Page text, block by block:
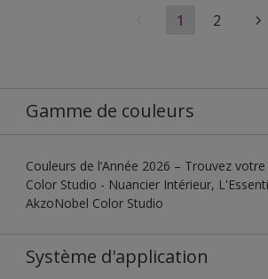
1 2
Gamme de couleurs
Couleurs de l’Année 2026 – Trouvez
Color Studio - Nuancier Intérieur,
AkzoNobel Color Studio
Système d'application